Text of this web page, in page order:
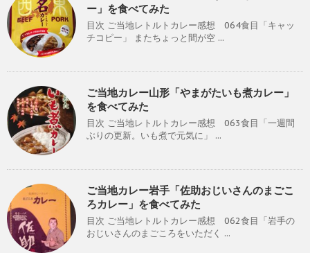
ー」を食べてみた
目次 ご当地レトルトカレー感想 064食目「キャッ
チコピー」 またちょっと間が空 ...
ご当地カレー山形「やまがたいも煮カレー」
を食べてみた
目次 ご当地レトルトカレー感想 063食目「一週間
ぶりの更新。いも煮で元気に」 ...
ご当地カレー岩手「佐助おじいさんのまごこ
ろカレー」を食べてみた
目次 ご当地レトルトカレー感想 062食目「岩手の
おじいさんのまごころをいただく ...